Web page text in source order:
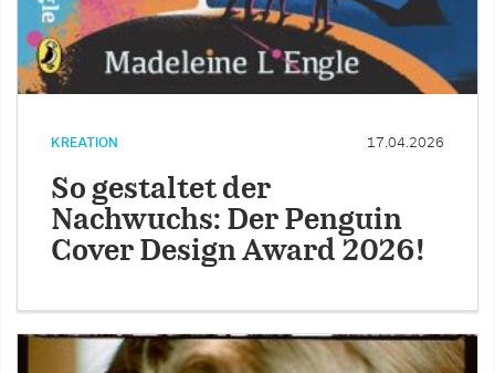
KREATION 17.04.2026
So gestaltet der
Nachwuchs: Der Penguin
Cover Design Award 2026!